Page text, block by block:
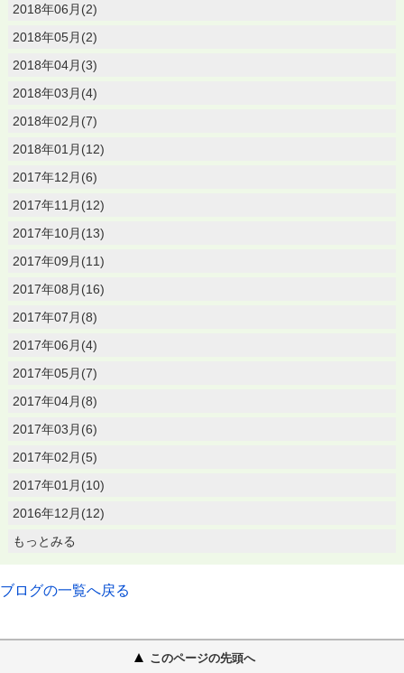
2018年06月(2)
2018年05月(2)
2018年04月(3)
2018年03月(4)
2018年02月(7)
2018年01月(12)
2017年12月(6)
2017年11月(12)
2017年10月(13)
2017年09月(11)
2017年08月(16)
2017年07月(8)
2017年06月(4)
2017年05月(7)
2017年04月(8)
2017年03月(6)
2017年02月(5)
2017年01月(10)
2016年12月(12)
もっとみる
ブログの一覧へ戻る
このページの先頭へ